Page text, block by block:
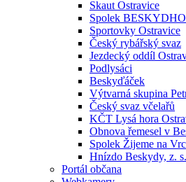
Skaut Ostravice
Spolek
Sportovky Ostravice
Český rybářský svaz
Jezdecký oddíl
Podlysáci
Beskyďáček
Výtvarná skupina
Český svaz včelařů
KČT Lysá hora
Obnova řemesel v
Spolek Žijeme na
Hnízdo Beskydy, z. s.
Portál občana